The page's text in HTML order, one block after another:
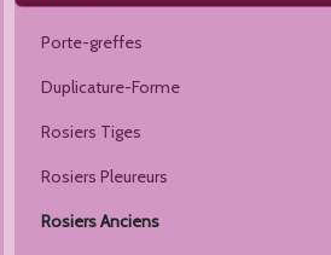
Porte-greffes
Duplicature-Forme
Rosiers Tiges
Rosiers Pleureurs
Rosiers Anciens